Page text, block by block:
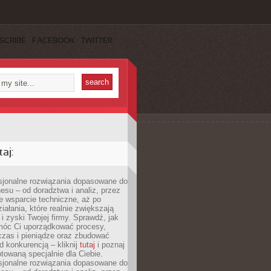
FACEBOOK TWITTER
rozwiązania dopasowane do
– od doradztwa i analiz, przez
wsparcie techniczne, aż po
które realnie zwiększają
zyski Twojej firmy. Sprawdź, jak
Ci uporządkować procesy,
i pieniądze oraz zbudować
konkurencją – kliknij tutaj i poznaj
specjalnie dla Ciebie.
rozwiązania dopasowane do